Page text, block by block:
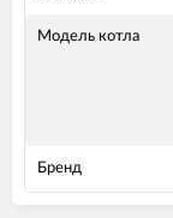
Модель котла
Бренд